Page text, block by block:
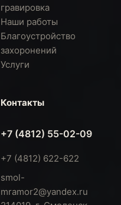
гравировка
Наши работы
Благоустройство
захоронений
Услуги
Контакты
+7 (4812) 55-02-09
+7 (4812) 622-622
smol-
mramor2@yandex.ru